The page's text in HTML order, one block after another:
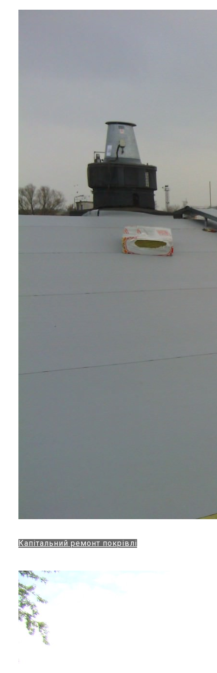
Капітальний ремонт покрівлі